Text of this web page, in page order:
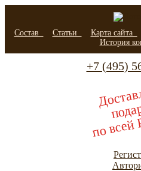
Состав Статьи Карта сайта
История
+7 (495)
по